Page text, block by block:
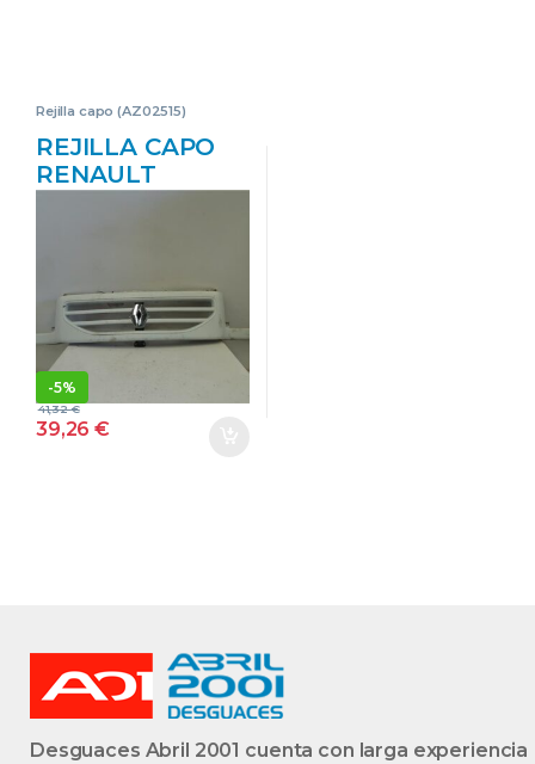
Rejilla capo (AZ02515)
REJILLA CAPO
RENAULT
814043S2585
BLANCO
-5%
39,26€
41,32€
Desguaces Abril 2001 cuenta con larga experiencia